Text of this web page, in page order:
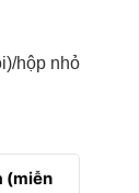
hộp nhỏ
(miễn